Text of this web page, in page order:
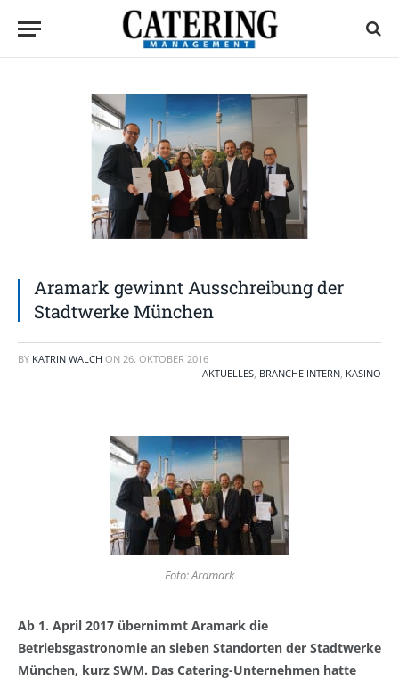
Aramark gewinnt Ausschreibung der
Stadtwerke München
BY KATRIN WALCH ON 26. OKTOBER 2016
AKTUELLES, BRANCHE INTERN, KASINO
Foto: Aramark
Ab 1. April 2017 übernimmt Aramark die
Betriebsgastronomie an sieben Standorten der Stadtwerke
München, kurz SWM. Das Catering-Unternehmen hatte